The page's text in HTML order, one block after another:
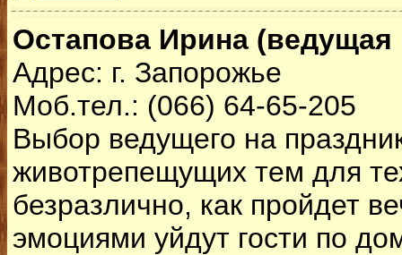
Остапова Ирина (ведущая
Адрес: г. Запорожье
Моб.тел.: (066) 64-65-205
Выбор ведущего на
животрепещущих тем для
безразлично, как пройдет
эмоциями уйдут гости по